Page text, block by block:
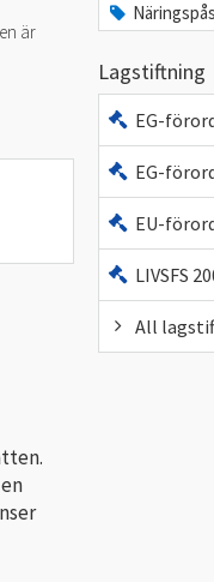
är
Lagstiftning
EG-
EG-
EU-
LIVSFS
All